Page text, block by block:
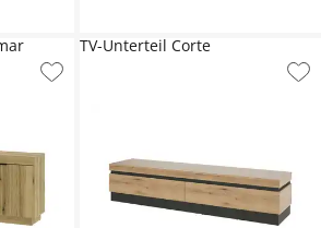
TV-Unterteil Corte